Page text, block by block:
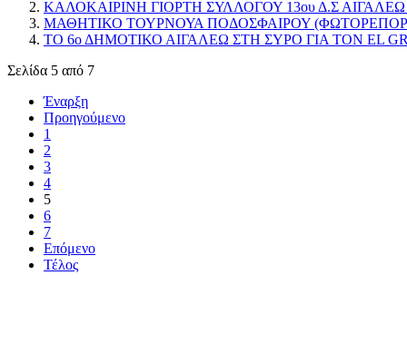
ΚΑΛΟΚΑΙΡΙΝΗ ΓΙΟΡΤΗ ΣΥΛΛΟΓΟΥ 13ου Δ.Σ
ΜΑΘΗΤΙΚΟ ΤΟΥΡΝΟΥΑ ΠΟΔΟΣΦΑΙΡΟΥ
ΤΟ 6ο ΔΗΜΟΤΙΚΟ ΑΙΓΑΛΕΩ ΣΤΗ ΣΥΡΟ ΓΙΑ ΤΟΝ EL
Σελίδα 5 από 7
Έναρξη
Προηγούμενο
1
2
3
4
5
6
7
Επόμενο
Τέλος